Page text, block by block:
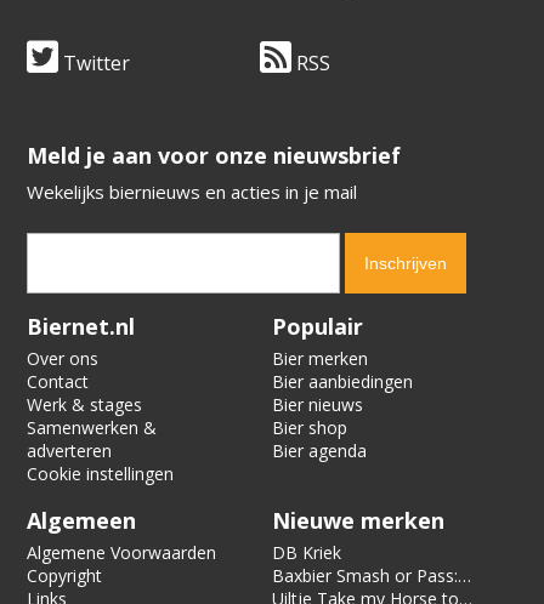
Twitter RSS
​​​​​​​Meld je aan voor onze nieuwsbrief
Wekelijks biernieuws en acties in je mail
Verification code:
Biernet.nl
Over ons
Contact
Werk & stages
Samenwerken &
adverteren
Cookie instellingen
Populair
Bier merken
Bier aanbiedingen
Bier nieuws
Bier shop
Bier agenda
Algemeen
Algemene Voorwaarden
Copyright
Links
Nieuwe merken
DB Kriek
Baxbier Smash or Pass:
Strata
Uiltje Take my Horse to